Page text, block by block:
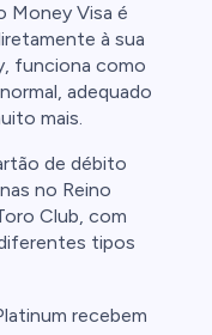
Money Visa é
à sua
funciona como
adequado
mais.
de débito
no Reino
Club, com
tipos
recebem